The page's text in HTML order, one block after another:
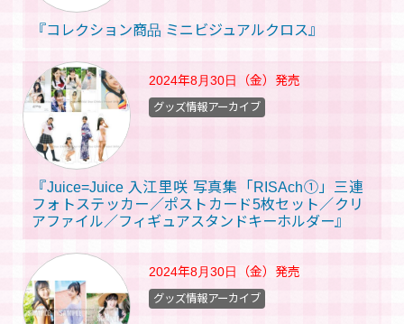
『コレクション商品 ミニビジュアルクロス』
2024年8月30日（金） 発売
『Juice=Juice 入江里咲 写真集「RISAch①」三連
フォトステッカー／ポストカード5枚セット／クリ
アファイル／フィギュアスタンドキーホルダー』
グッズ情報アーカイブ
2024年8月30日（金） 発売
グッズ情報アーカイブ